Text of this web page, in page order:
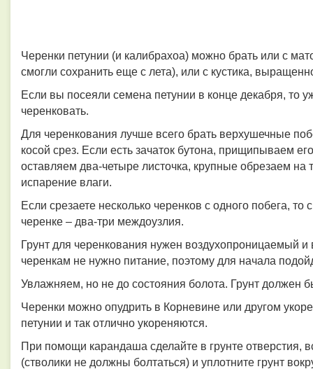
Черенки петунии (и калибрахоа) можно брать или с
смогли сохранить еще с лета), или с кустика,
Если вы посеяли семена петунии в конце декабря, то
черенковать.
Для черенкования лучше всего брать верхушечные
косой срез. Если есть зачаток бутона, прищипываем
оставляем два-четыре листочка, крупные обрезаем на
испарение влаги.
Если срезаете несколько черенков с одного побега,
черенке – два-три междоузлия.
Грунт для черенкования нужен воздухопроницаемый
черенкам не нужно питание, поэтому для начала
Увлажняем, но не до состояния болота. Грунт должен
Черенки можно опудрить в Корневине или другом
петунии и так отлично укореняются.
При помощи карандаша сделайте в грунте отверстия,
(стволики не должны болтаться) и уплотните грунт